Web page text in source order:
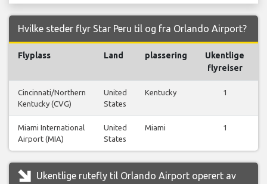
Hvilke steder flyr Star Peru til og fra Orlando Airport?
Flyplass Land plassering
Ukentlige
flyreiser
Cincinnati/Northern
Kentucky (CVG)
United
States
Kentucky
1
Miami International
Airport (MIA)
United
States
Miami
1
Ukentlige rutefly til Orlando Airport operert av